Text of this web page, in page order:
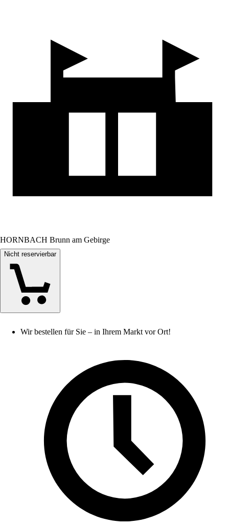
HORNBACH Brunn am Gebirge
Nicht reservierbar
Wir bestellen für Sie – in Ihrem Markt vor Ort!